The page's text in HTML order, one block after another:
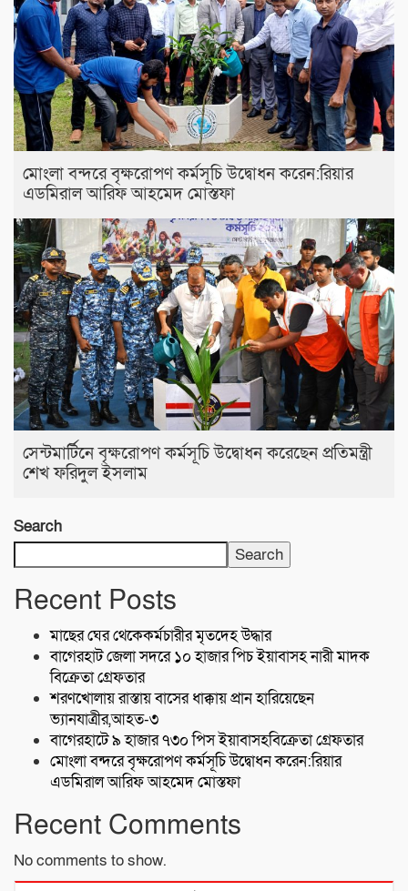
মোংলা বন্দরে বৃক্ষরোপণ কর্মসূচি উদ্বোধন করেন:রিয়ার
এডমিরাল আরিফ আহমেদ মোস্তফা
সেন্টমার্টিনে বৃক্ষরোপণ কর্মসূচি উদ্বোধন করেছেন প্রতিমন্ত্রী
শেখ ফরিদুল ইসলাম
Search
Search
Recent Posts
মাছের ঘের থেকেকর্মচারীর মৃতদেহ উদ্ধার
বাগেরহাট জেলা সদরে ১০ হাজার পিচ ইয়াবাসহ নারী মাদক
বিক্রেতা গ্রেফতার
শরণখোলায় রাস্তায় বাসের ধাক্কায় প্রান হারিয়েছেন
ভ্যানযাত্রীর,আহত-৩
বাগেরহাটে ৯ হাজার ৭৩০ পিস ইয়াবাসহবিক্রেতা গ্রেফতার
মোংলা বন্দরে বৃক্ষরোপণ কর্মসূচি উদ্বোধন করেন:রিয়ার
এডমিরাল আরিফ আহমেদ মোস্তফা
Recent Comments
No comments to show.